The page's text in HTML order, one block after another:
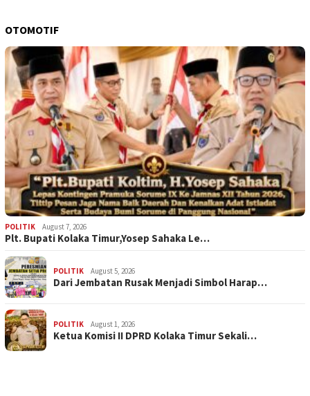
OTOMOTIF
POLITIK August 7, 2026
Plt. Bupati Kolaka Timur,Yosep Sahaka Le…
POLITIK August 5, 2026
Dari Jembatan Rusak Menjadi Simbol Harap…
POLITIK August 1, 2026
Ketua Komisi II DPRD Kolaka Timur Sekali…